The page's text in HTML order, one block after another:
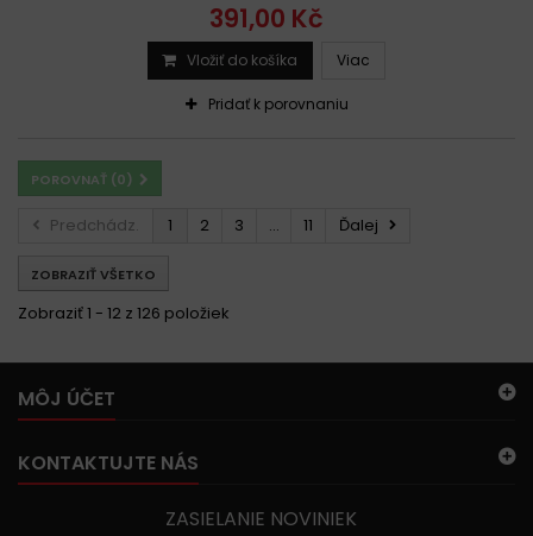
391,00 Kč
Vložiť do košíka Viac
Pridať k porovnaniu
POROVNAŤ (0)
Predchádz. 1 2 3 ... 11 Ďalej
ZOBRAZIŤ VŠETKO
Zobraziť 1 - 12 z 126 položiek
MÔJ ÚČET
KONTAKTUJTE NÁS
ZASIELANIE NOVINIEK